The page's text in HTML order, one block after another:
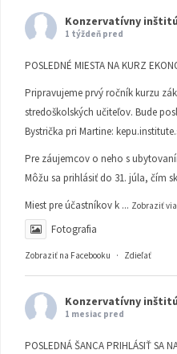
Konzervatívny
1 týždeň pred
POSLEDNÉ MIESTA NA KURZ
Pripravujeme prvý ročník kurzu
stredoškolských učiteľov. Bude
Bystrička pri Martine:
Pre záujemcov o neho s
Môžu sa prihlásiť do 31. júla, čím
Miest pre účastníkov k ... Zobraziť
Fotografia
Zobraziť na Facebooku · Zdieľať
Konzervatívny
1 mesiac pred
POSLEDNÁ ŠANCA PRIHLÁSIŤ SA